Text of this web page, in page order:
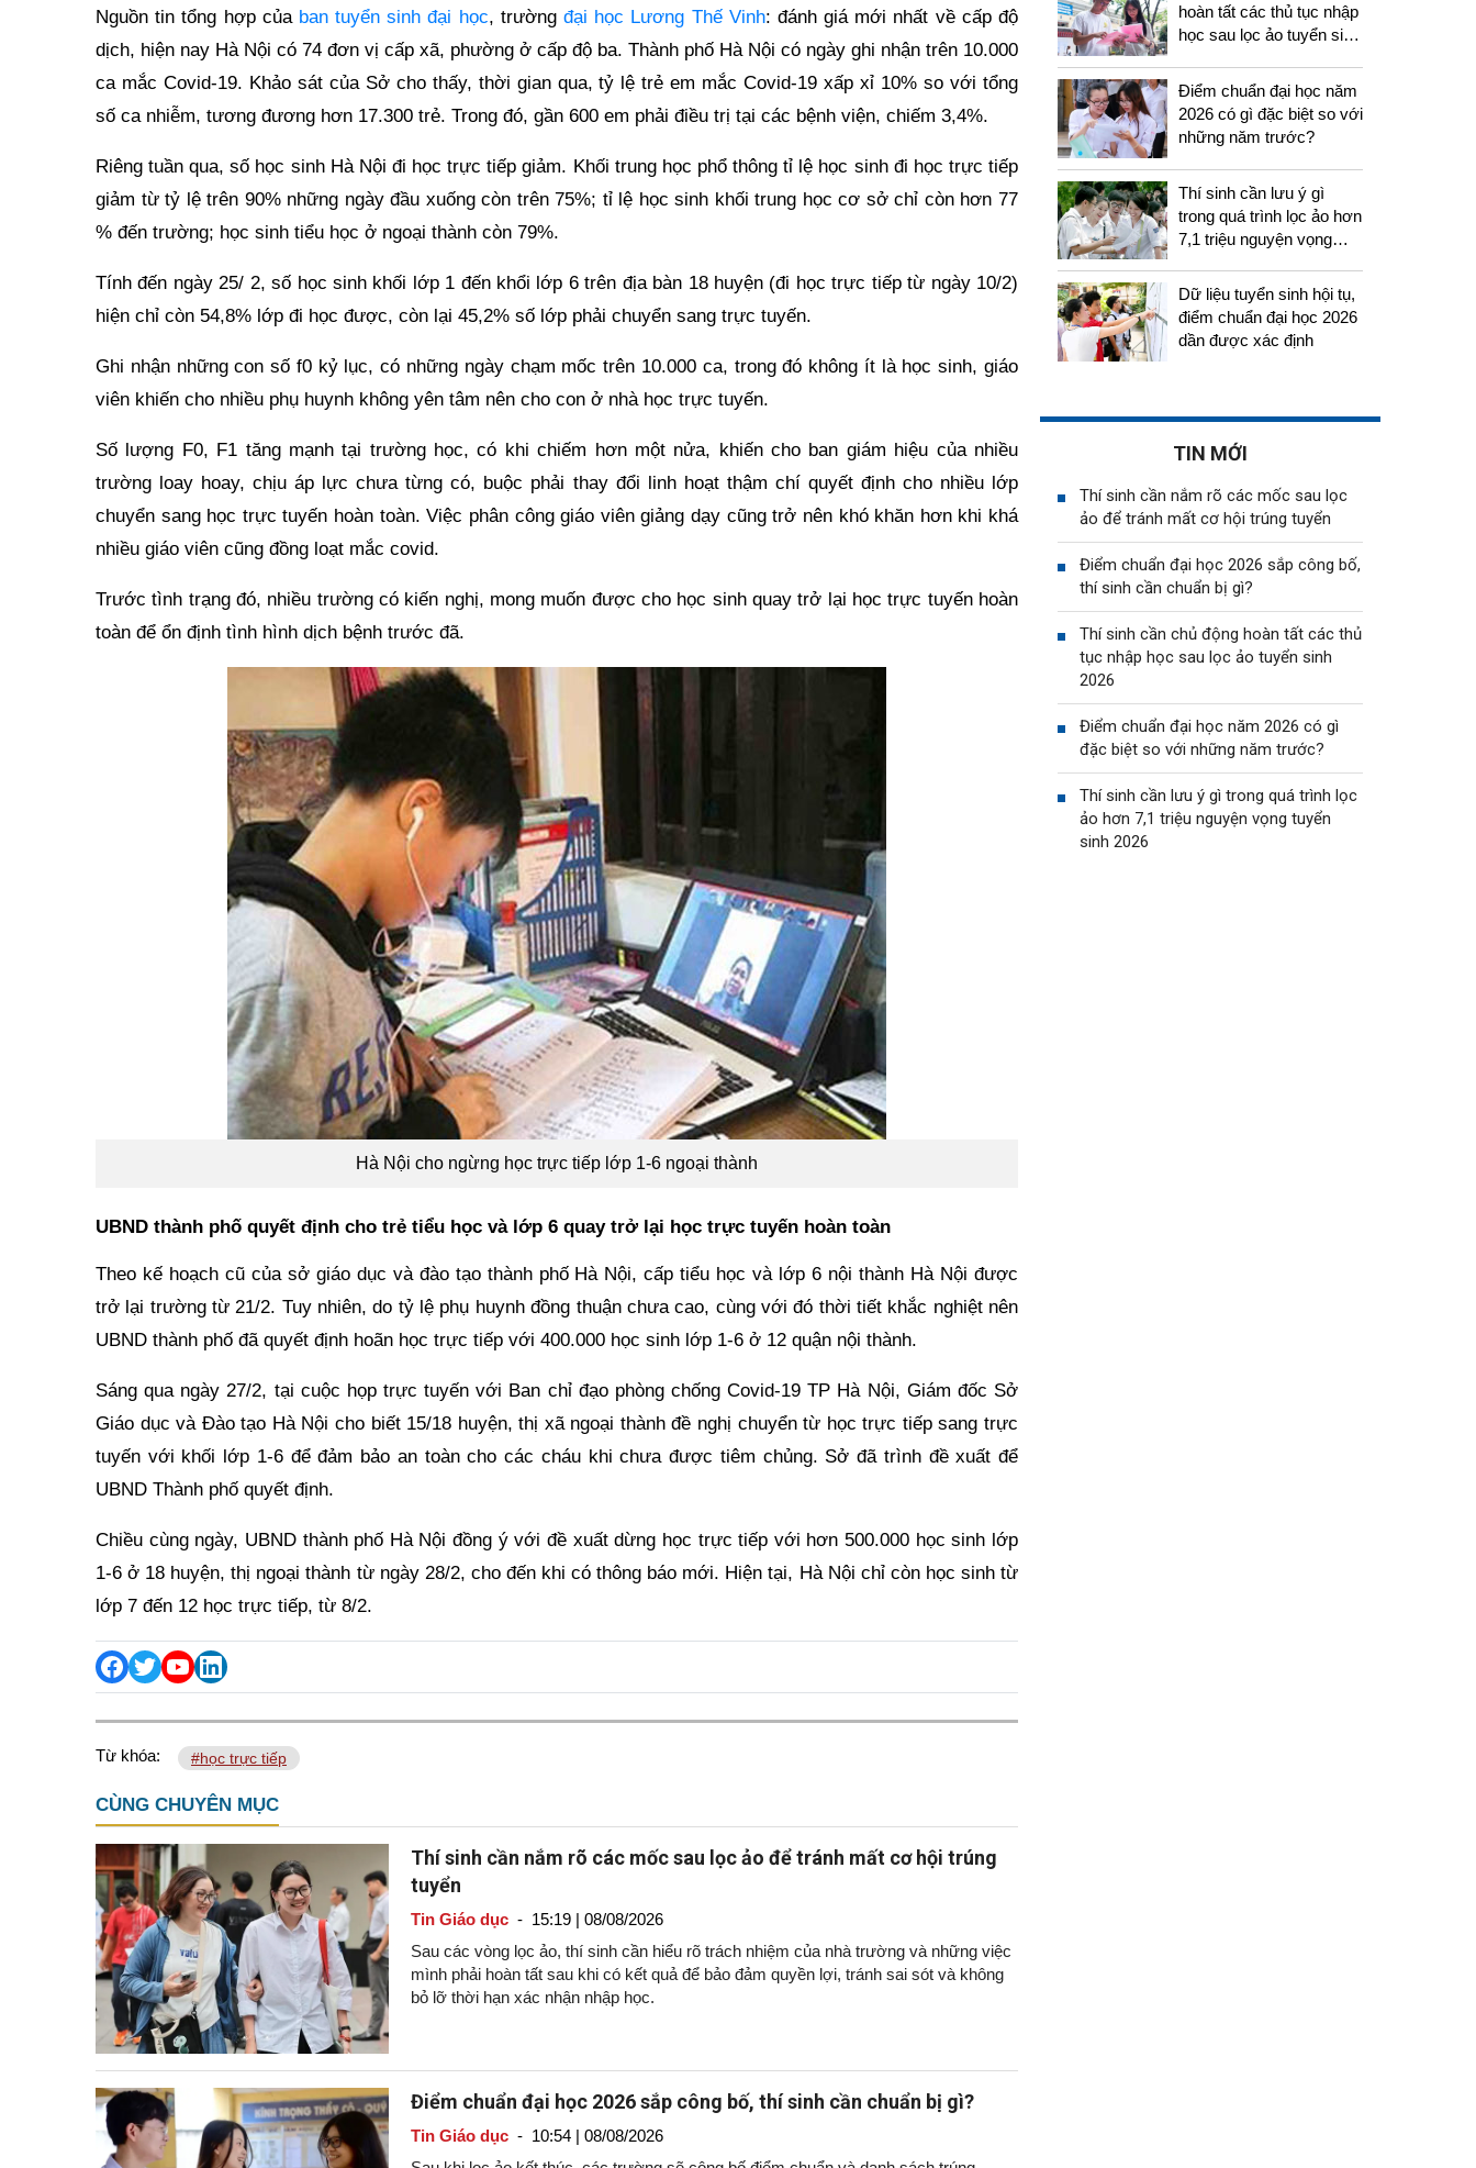
Nguồn tin tổng hợp của ban tuyển sinh đại học, trườngđại học Lương Thế Vinh: đánh giá mới nhất về cấp độ
dịch, hiện nay Hà Nội có 74 đơn vị cấp xã, phường ở cấp độ ba. Thành phố Hà Nội có ngày ghi nhận trên 10.000
ca mắc Covid-19. Khảo sát của Sở cho thấy, thời gian qua, tỷ lệ trẻ em mắc Covid-19 xấp xỉ 10% so với tổng
số ca nhiễm, tương đương hơn 17.300 trẻ. Trong đó, gần 600 em phải điều trị tại các bệnh viện, chiếm 3,4%.
Riêng tuần qua, số học sinh Hà Nội đi học trực tiếp giảm. Khối trung học phổ thông tỉ lệ học sinh đi học trực tiếp
giảm từ tỷ lệ trên 90% những ngày đầu xuống còn trên 75%; tỉ lệ học sinh khối trung học cơ sở chỉ còn hơn 77
% đến trường; học sinh tiểu học ở ngoại thành còn 79%.
Tính đến ngày 25/ 2, số học sinh khối lớp 1 đến khổi lớp 6 trên địa bàn 18 huyện (đi học trực tiếp từ ngày 10/2)
hiện chỉ còn 54,8% lớp đi học được, còn lại 45,2% số lớp phải chuyển sang trực tuyến.
Ghi nhận những con số f0 kỷ lục, có những ngày chạm mốc trên 10.000 ca, trong đó không ít là học sinh, giáo
viên khiến cho nhiều phụ huynh không yên tâm nên cho con ở nhà học trực tuyến.
Số lượng F0, F1 tăng mạnh tại trường học, có khi chiếm hơn một nửa, khiến cho ban giám hiệu của nhiều
trường loay hoay, chịu áp lực chưa từng có, buộc phải thay đổi linh hoạt thậm chí quyết định cho nhiều lớp
chuyển sang học trực tuyến hoàn toàn. Việc phân công giáo viên giảng dạy cũng trở nên khó khăn hơn khi khá
nhiều giáo viên cũng đồng loạt mắc covid.
Trước tình trạng đó, nhiều trường có kiến nghị, mong muốn được cho học sinh quay trở lại học trực tuyến hoàn
toàn để ổn định tình hình dịch bệnh trước đã.
Hà Nội cho ngừng học trực tiếp lớp 1-6 ngoại thành
UBND thành phố quyết định cho trẻ tiểu học và lớp 6 quay trở lại học trực tuyến hoàn toàn
Theo kế hoạch cũ của sở giáo dục và đào tạo thành phố Hà Nội, cấp tiểu học và lớp 6 nội thành Hà Nội được
trở lại trường từ 21/2. Tuy nhiên, do tỷ lệ phụ huynh đồng thuận chưa cao, cùng với đó thời tiết khắc nghiệt nên
UBND thành phố đã quyết định hoãn học trực tiếp với 400.000 học sinh lớp 1-6 ở 12 quận nội thành.
Sáng qua ngày 27/2, tại cuộc họp trực tuyến với Ban chỉ đạo phòng chống Covid-19 TP Hà Nội, Giám đốc Sở
Giáo dục và Đào tạo Hà Nội cho biết 15/18 huyện, thị xã ngoại thành đề nghị chuyển từ học trực tiếp sang trực
tuyến với khối lớp 1-6 để đảm bảo an toàn cho các cháu khi chưa được tiêm chủng. Sở đã trình đề xuất để
UBND Thành phố quyết định.
Chiều cùng ngày, UBND thành phố Hà Nội đồng ý với đề xuất dừng học trực tiếp với hơn 500.000 học sinh lớp
1-6 ở 18 huyện, thị ngoại thành từ ngày 28/2, cho đến khi có thông báo mới. Hiện tại, Hà Nội chỉ còn học sinh từ
lớp 7 đến 12 học trực tiếp, từ 8/2.
Từ khóa: #học trực tiếp
CÙNG CHUYÊN MỤC
Thí sinh cần nắm rõ các mốc sau lọc ảo để tránh mất cơ hội trúng
tuyển
Tin Giáo dục- 15:19 | 08/08/2026
Sau các vòng lọc ảo, thí sinh cần hiểu rõ trách nhiệm của nhà trường và những việc
mình phải hoàn tất sau khi có kết quả để bảo đảm quyền lợi, tránh sai sót và không
bỏ lỡ thời hạn xác nhận nhập học.
Điểm chuẩn đại học 2026 sắp công bố, thí sinh cần chuẩn bị gì?
Tin Giáo dục- 10:54 | 08/08/2026
hoàn tất các thủ tục nhập
học sau lọc ảo tuyển sinh
Điểm chuẩn đại học năm
2026 có gì đặc biệt so với
những năm trước?
Thí sinh cần lưu ý gì
trong quá trình lọc ảo hơn
7,1 triệu nguyện vọng
Dữ liệu tuyển sinh hội tụ,
điểm chuẩn đại học 2026
dần được xác định
TIN MỚI
Thí sinh cần nắm rõ các mốc sau lọc
ảo để tránh mất cơ hội trúng tuyển
Điểm chuẩn đại học 2026 sắp công bố,
thí sinh cần chuẩn bị gì?
Thí sinh cần chủ động hoàn tất các thủ
tục nhập học sau lọc ảo tuyển sinh
2026
Điểm chuẩn đại học năm 2026 có gì
đặc biệt so với những năm trước?
Thí sinh cần lưu ý gì trong quá trình lọc
ảo hơn 7,1 triệu nguyện vọng tuyển
sinh 2026